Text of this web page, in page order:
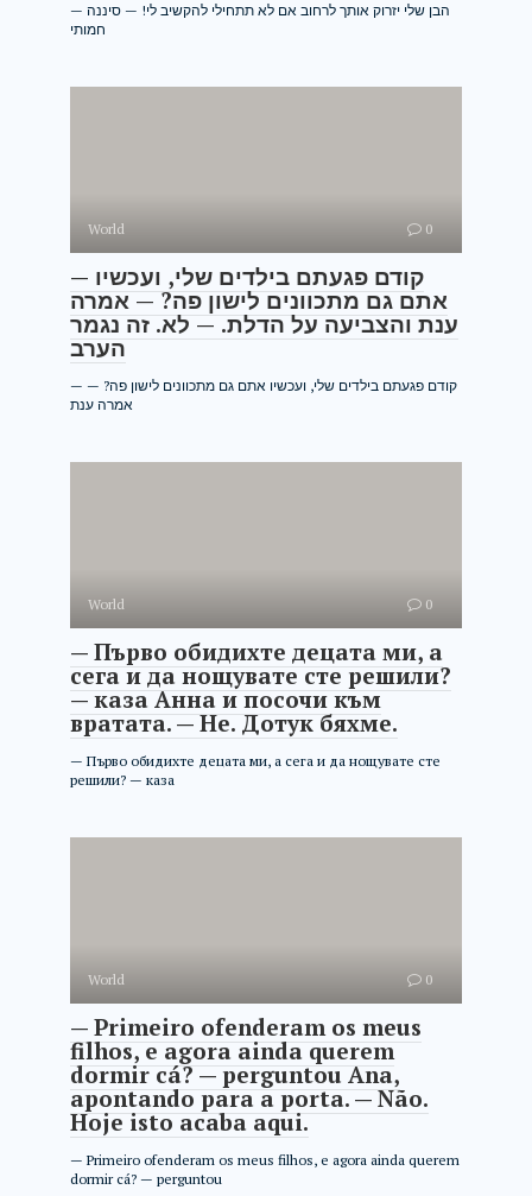
— הבן שלי יזרוק אותך לרחוב אם לא תתחילי להקשיב לי! — סיננה
חמותי
World 0
— קודם פגעתם בילדים שלי, ועכשיו
אתם גם מתכוונים לישון פה? — אמרה
ענת והצביעה על הדלת. — לא. זה נגמר
הערב
— קודם פגעתם בילדים שלי, ועכשיו אתם גם מתכוונים לישון פה? —
אמרה ענת
World 0
— Първо обидихте децата ми, а
сега и да нощувате сте решили?
— каза Анна и посочи към
вратата. — Не. Дотук бяхме.
— Първо обидихте децата ми, а сега и да нощувате сте
решили? — каза
World 0
— Primeiro ofenderam os meus
filhos, e agora ainda querem
dormir cá? — perguntou Ana,
apontando para a porta. — Não.
Hoje isto acaba aqui.
— Primeiro ofenderam os meus filhos, e agora ainda querem
dormir cá? — perguntou